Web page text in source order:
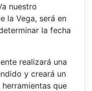
nuestro
la Vega, será en
la fecha
realizará una
y creará un
que